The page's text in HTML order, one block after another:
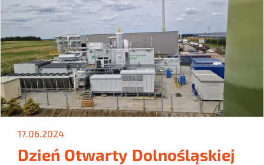
17.06.2024
Dzień Otwarty Dolnośląskiej